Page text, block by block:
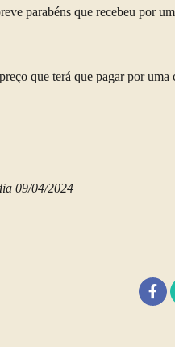
parabéns que recebeu por
que terá que pagar por uma
09/04/2024